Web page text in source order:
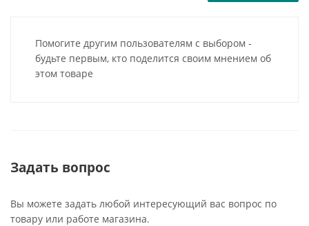
Помогите другим пользователям с выбором -
будьте первым, кто поделится своим мнением об
этом товаре
Задать вопрос
Вы можете задать любой интересующий вас вопрос по
товару или работе магазина.